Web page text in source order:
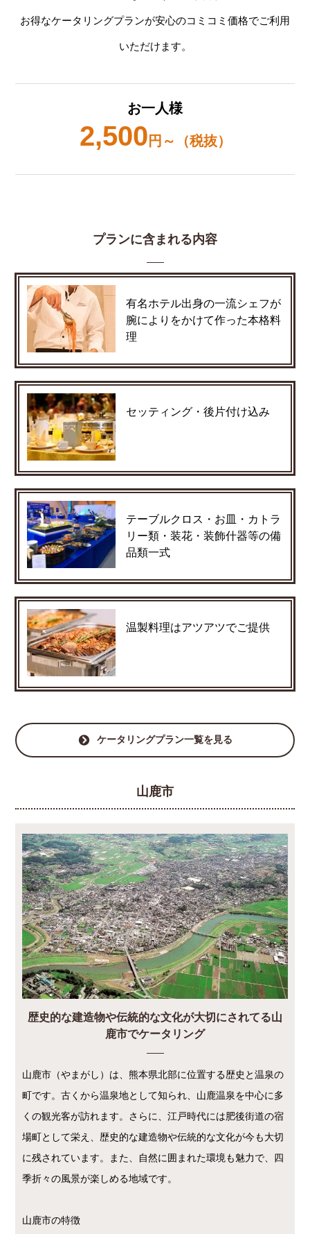
お得なケータリングプランが安心のコミコミ価格でご利用
いただけます。
お一人様
2,500 円～（税抜）
プランに含まれる内容
有名ホテル出身の一流シェフが
腕によりをかけて作った本格料
理
セッティング・後片付け込み
テーブルクロス・お皿・カトラ
リー類・装花・装飾什器等の備
品類一式
温製料理はアツアツでご提供
ケータリングプラン一覧を見る
山鹿市
歴史的な建造物や伝統的な文化が大切にされてる山
鹿市でケータリング
山鹿市（やまがし）は、熊本県北部に位置する歴史と温泉の
町です。古くから温泉地として知られ、山鹿温泉を中心に多
くの観光客が訪れます。さらに、江戸時代には肥後街道の宿
場町として栄え、歴史的な建造物や伝統的な文化が今も大切
に残されています。また、自然に囲まれた環境も魅力で、四
季折々の風景が楽しめる地域です。
山鹿市の特徴